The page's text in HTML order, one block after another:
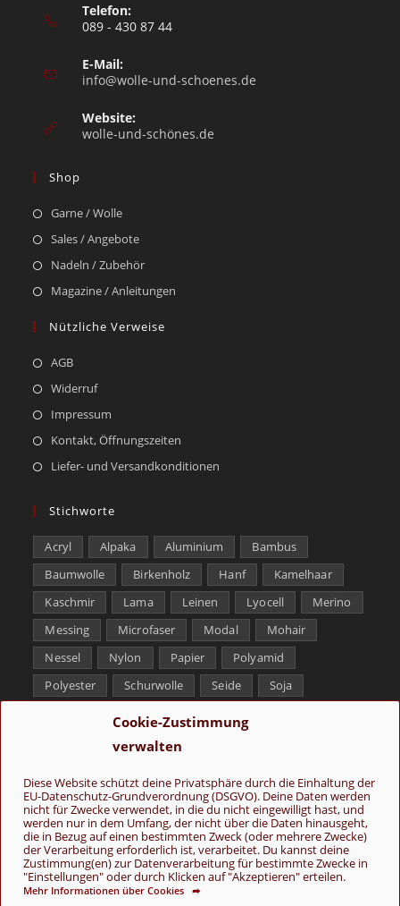
Cookie-Zustimmung
verwalten
Diese Website schützt deine Privatsphäre durch die Einhaltung der
EU-Datenschutz-Grundverordnung (DSGVO). Deine Daten werden
nicht für Zwecke verwendet, in die du nicht eingewilligt hast, und
werden nur in dem Umfang, der nicht über die Daten hinausgeht,
die in Bezug auf einen bestimmten Zweck (oder mehrere Zwecke)
der Verarbeitung erforderlich ist, verarbeitet. Du kannst deine
Zustimmung(en) zur Datenverarbeitung für bestimmte Zwecke in
"Einstellungen" oder durch Klicken auf "Akzeptieren" erteilen.
Mehr Informationen über Cookies ➦
Telefon:
089 - 430 87 44
E-Mail:
info@wolle-und-schoenes.de
Website:
wolle-und-schönes.de
Shop
Garne / Wolle
Sales / Angebote
Nadeln / Zubehör
Magazine / Anleitungen
Nützliche Verweise
AGB
Widerruf
Impressum
Kontakt, Öffnungszeiten
Liefer- und Versandkonditionen
Stichworte
Acryl Alpaka Aluminium
Bambus
Baumwolle
Birkenholz Hanf
Kamelhaar
Kaschmir
Lama Leinen Lyocell
Merino
Messing
Microfaser Modal
Mohair
Nessel
Nylon Papier
Polyamid
Polyester
Schurwolle Seide
Soja
Tencel
Yak
Folge uns